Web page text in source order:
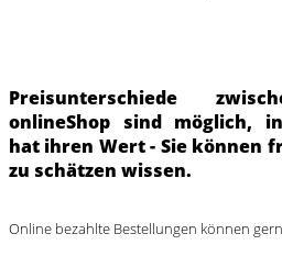
Preisunterschiede
onlineShop sind möglich,
hat ihren Wert - Sie können
zu schätzen wissen.
Online bezahlte Bestellungen können